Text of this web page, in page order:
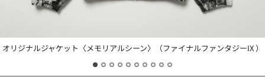
オリジナルジャケット〈メモリアルシーン〉（ファイナルファンタジーIX ）